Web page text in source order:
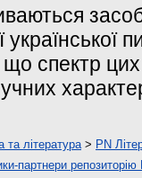
української
спектр
та література> PN
партнери